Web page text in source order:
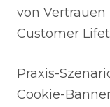
von
Customer
Praxis-
Cookie-